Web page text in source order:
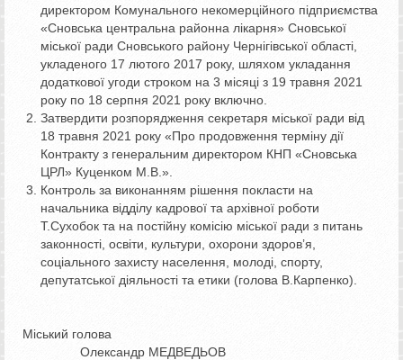
директором Комунального некомерційного підприємства
«Сновська центральна районна лікарня» Сновської
міської ради Сновського району Чернігівської області,
укладеного 17 лютого 2017 року, шляхом укладання
додаткової угоди строком на 3 місяці з 19 травня 2021
року по 18 серпня 2021 року включно.
Затвердити розпорядження секретаря міської ради від
18 травня 2021 року «Про продовження терміну дії
Контракту з генеральним директором КНП «Сновська
ЦРЛ» Куценком М.В.».
Контроль за виконанням рішення покласти на
начальника відділу кадрової та архівної роботи
Т.Сухобок та на постійну комісію міської ради з питань
законності, освіти, культури, охорони здоров’я,
соціального захисту населення, молоді, спорту,
депутатської діяльності та етики (голова В.Карпенко).
Міський голова
Олександр МЕДВЕДЬОВ